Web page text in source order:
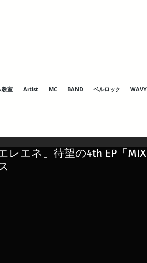
教室 Artist MC BAND ベルロック WAVY
レエネ」待望の4th EP「MIX